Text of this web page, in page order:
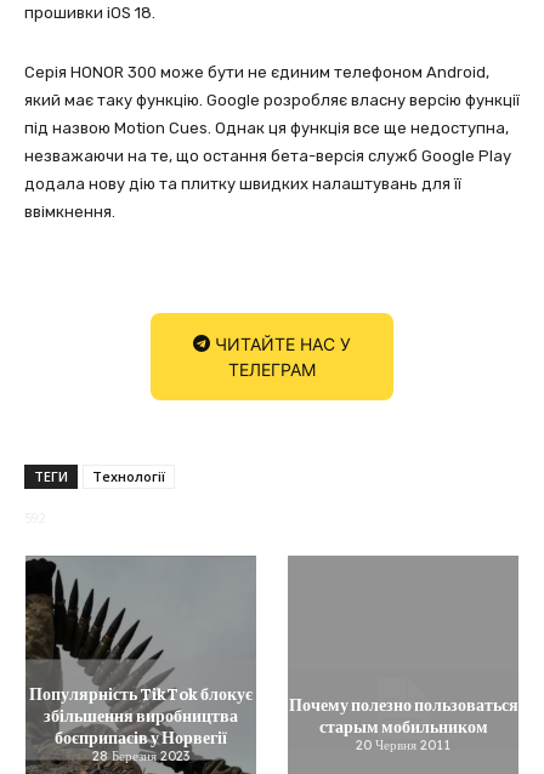
прошивки iOS 18.
Серія HONOR 300 може бути не єдиним телефоном Android,
який має таку функцію. Google розробляє власну версію функції
під назвою Motion Cues. Однак ця функція все ще недоступна,
незважаючи на те, що остання бета-версія служб Google Play
додала нову дію та плитку швидких налаштувань для її
ввімкнення.
ЧИТАЙТЕ НАС У
ТЕЛЕГРАМ
ТЕГИ Технології
Популярність TikTok блокує
збільшення виробництва
боєприпасів у Норвегії
28 Березня 2023
Почему полезно пользоваться
старым мобильником
20 Червня 2011